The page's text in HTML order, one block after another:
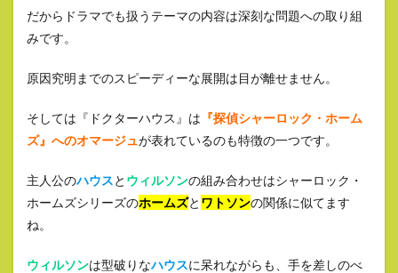
だからドラマでも扱うテーマの内容は深刻な問題への取り組
みです。
原因究明までのスピーディーな展開は目が離せません。
そしては『ドクターハウス』は 『探偵シャーロック・ホーム
ズ』へのオマージュが表れているのも特徴の一つです。
主人公のハウスと ウィルソンの組み合わせはシャーロック・
ホームズシリーズのホームズと ワトソンの関係に似てます
ね。
ウィルソンは型破りなハウスに呆れながらも、手を差しのべ